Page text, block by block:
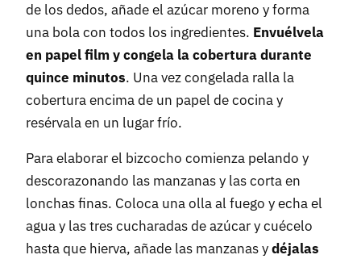
de los dedos, añade el azúcar moreno y forma
una bola con todos los ingredientes. Envuélvela
en papel film y congela la cobertura durante
quince minutos. Una vez congelada ralla la
cobertura encima de un papel de cocina y
resérvala en un lugar frío.
Para elaborar el bizcocho comienza pelando y
descorazonando las manzanas y las corta en
lonchas finas. Coloca una olla al fuego y echa el
agua y las tres cucharadas de azúcar y cuécelo
hasta que hierva, añade las manzanas ydéjalas